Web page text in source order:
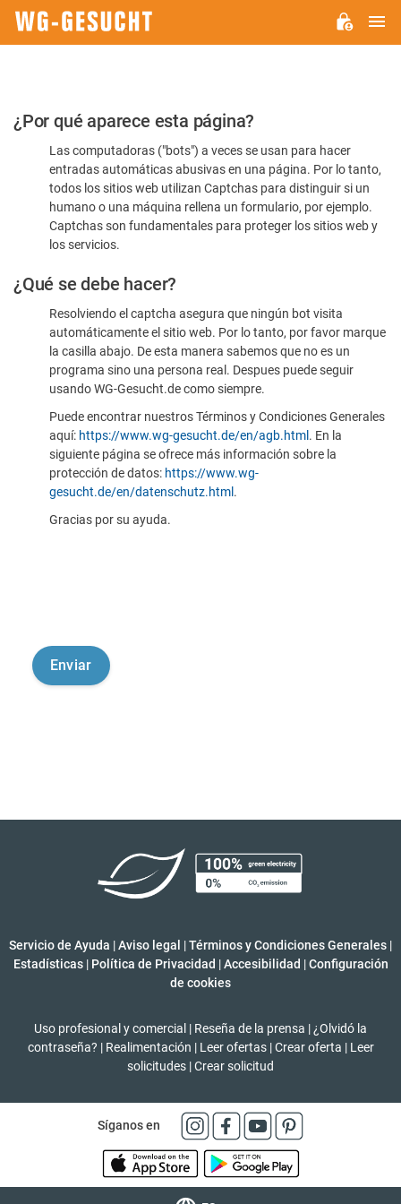
Por
favor,
confirme
humano
¿Por qué aparece esta página?
Las computadoras ("bots") a veces se usan para hacer
entradas automáticas abusivas en una página. Por lo tanto,
todos los sitios web utilizan Captchas para distinguir si un
humano o una máquina rellena un formulario, por ejemplo.
Captchas son fundamentales para proteger los sitios web y
los servicios.
¿Qué se debe hacer?
Resolviendo el captcha asegura que ningún bot visita
automáticamente el sitio web. Por lo tanto, por favor marque
la casilla abajo. De esta manera sabemos que no es un
programa sino una persona real. Despues puede seguir
usando WG-Gesucht.de como siempre.
Puede encontrar nuestros Términos y Condiciones Generales
aquí: https://www.wg-gesucht.de/en/agb.html . En la
siguiente página se ofrece más información sobre la
protección de datos: https://www.wg-
gesucht.de/en/datenschutz.html .
Gracias por su ayuda.
Servicio de Ayuda |Aviso legal |Términos y Condiciones Generales |
Estadísticas | Política de Privacidad | Accesibilidad | Configuración
de cookies
Uso profesional y comercial | Reseña de la prensa | ¿Olvidó la
contraseña? | Realimentación | Leer ofertas | Crear oferta | Leer
solicitudes |Crear solicitud
Síganos en